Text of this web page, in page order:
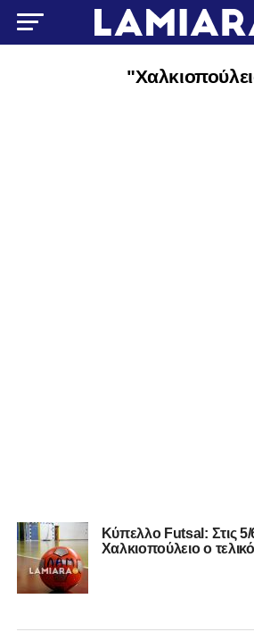
Κύπελλο Futsal: Στις
Χαλκιοπούλειο ο